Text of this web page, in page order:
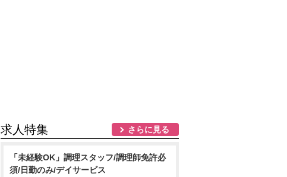
求人特集 さらに見る
「未経験OK」調理スタッフ/調理師免許必
須/日勤のみ/デイサービス